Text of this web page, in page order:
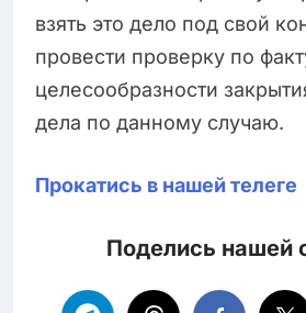
взять это дело под свой
провести проверку по
целесообразности
дела по данному случаю.
Прокатись в нашей телеге
Поделись нашей